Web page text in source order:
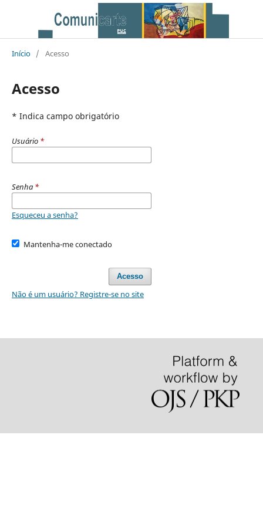
Início / Acesso
Acesso
* Indica campo obrigatório
Usuário *
Senha *
Esqueceu a senha?
Mantenha-me conectado
Acesso
Não é um usuário? Registre-se no site